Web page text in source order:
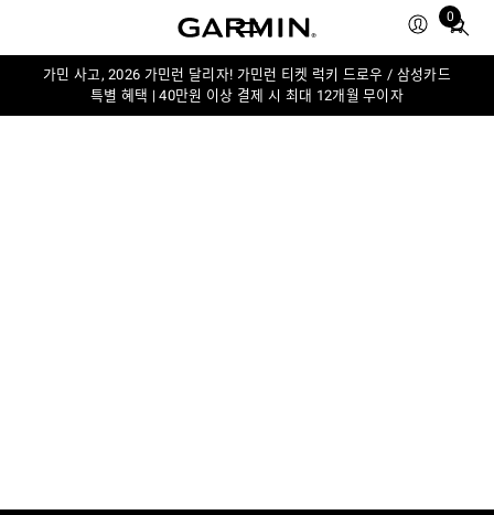
0
Total
in
가민 사고, 2026 가민런 달리자! 가민런 티켓 럭키 드로우 / 삼성카드
특별 혜택 | 40만원 이상 결제 시 최대 12개월 무이자